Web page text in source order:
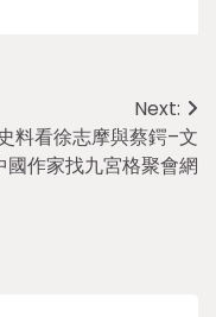
Next:
料看徐志摩與蔡鍔–文
國作家找九宮格聚會網